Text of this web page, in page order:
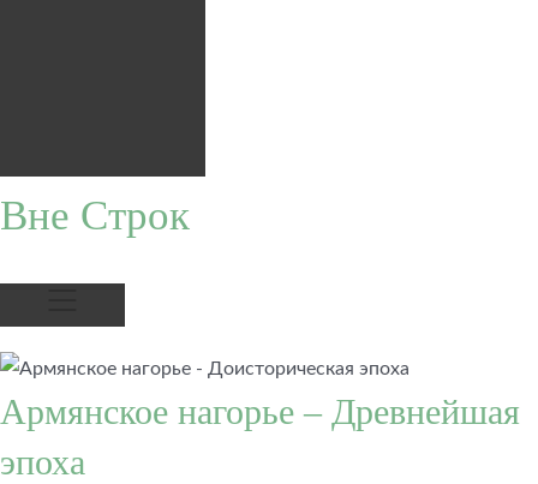
Вне Строк
Армянское нагорье – Древнейшая
эпоха